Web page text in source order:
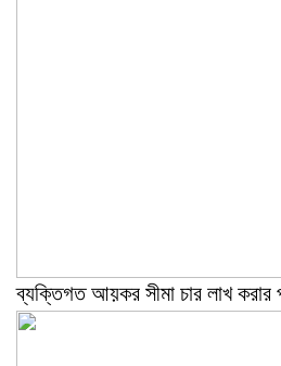
ব্যক্তিগত আয়কর সীমা চার লাখ করার